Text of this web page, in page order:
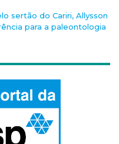
sertão do Cariri, Allysson
para a paleontologia